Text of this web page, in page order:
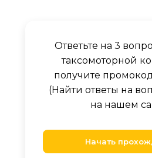
Ответьте на 3
таксомоторной
получите
(Найти ответы на
на нашем
Начать